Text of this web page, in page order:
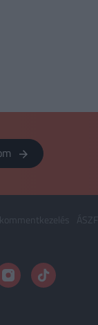
kommentkezelés ÁSZF